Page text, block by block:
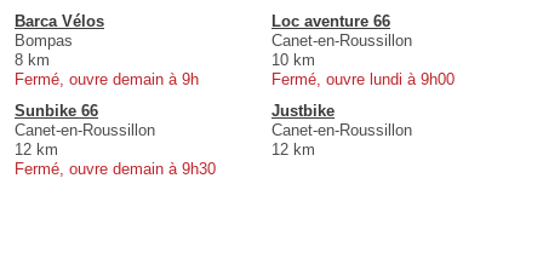
Barca Vélos
Bompas
8 km
Fermé, ouvre demain à 9h
Loc aventure 66
Canet-en-Roussillon
10 km
Fermé, ouvre lundi à 9h00
Sunbike 66
Canet-en-Roussillon
12 km
Fermé, ouvre demain à 9h30
Justbike
Canet-en-Roussillon
12 km